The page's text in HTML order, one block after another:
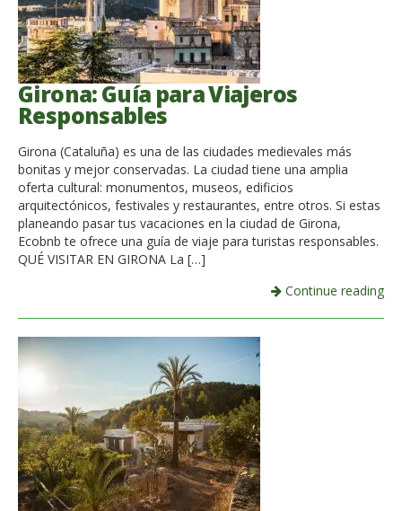
Girona: Guía para Viajeros
Responsables
Girona (Cataluña) es una de las ciudades medievales más
bonitas y mejor conservadas. La ciudad tiene una amplia
oferta cultural: monumentos, museos, edificios
arquitectónicos, festivales y restaurantes, entre otros. Si estas
planeando pasar tus vacaciones en la ciudad de Girona,
Ecobnb te ofrece una guía de viaje para turistas responsables.
QUÉ VISITAR EN GIRONA La […]
Continue reading